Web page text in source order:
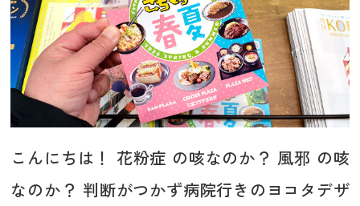
こんにちは！ 花粉症 の咳なのか？ 風邪 の咳
なのか？ 判断がつかず病院行きのヨコタデザ